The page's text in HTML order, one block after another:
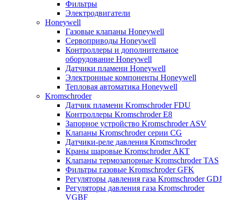
Фильтры
Электродвигатели
Honeywell
Газовые клапаны Honeywell
Сервоприводы Honeywell
Контроллеры и дополнительное
оборудование Honeywell
Датчики пламени Honeywell
Электронные компоненты Honeywell
Тепловая автоматика Honeywell
Kromschroder
Датчик пламени Kromschroder FDU
Контроллеры Kromschroder E8
Запорное устройство Kromschroder ASV
Клапаны Kromschroder серии CG
Датчики-реле давления Kromschroder
Краны шаровые Kromschroder АКТ
Клапаны термозапорные Kromschroder TAS
Фильтры газовые Kromschroder GFK
Регуляторы давления газа Kromschroder GDJ
Регуляторы давления газа Kromschroder
VGBF